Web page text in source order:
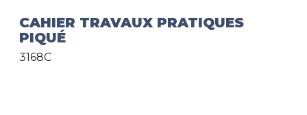
Pencil cases & Leather goods
CAHIER TRAVAUX PRATIQUES
PIQUÉ
3168C